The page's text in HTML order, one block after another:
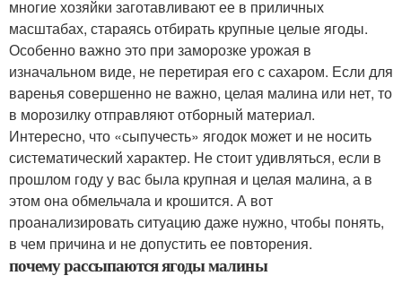
многие хозяйки заготавливают ее в приличных
масштабах, стараясь отбирать крупные целые ягоды.
Особенно важно это при заморозке урожая в
изначальном виде, не перетирая его с сахаром. Если для
варенья совершенно не важно, целая малина или нет, то
в морозилку отправляют отборный материал.
Интересно, что «сыпучесть» ягодок может и не носить
систематический характер. Не стоит удивляться, если в
прошлом году у вас была крупная и целая малина, а в
этом она обмельчала и крошится. А вот
проанализировать ситуацию даже нужно, чтобы понять,
в чем причина и не допустить ее повторения.
почему рассыпаются ягоды малины